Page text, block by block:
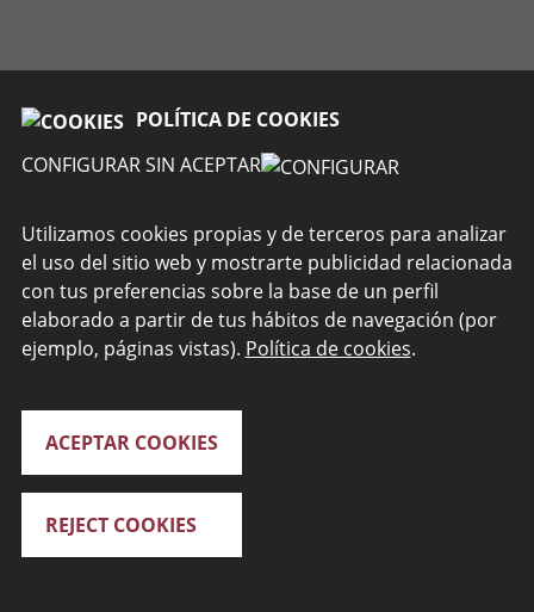
POLÍTICA DE COOKIES
CONFIGURAR SIN ACEPTAR
Utilizamos cookies propias y de terceros para analizar
el uso del sitio web y mostrarte publicidad relacionada
con tus preferencias sobre la base de un perfil
elaborado a partir de tus hábitos de navegación (por
ejemplo, páginas vistas). Política de cookies.
REJECT COOKIES
ACEPTAR COOKIES
SOBRE RENTA 4 CORPORATE
WEBS DEL GRUPO
SEGURIDAD
Normativa PSD2